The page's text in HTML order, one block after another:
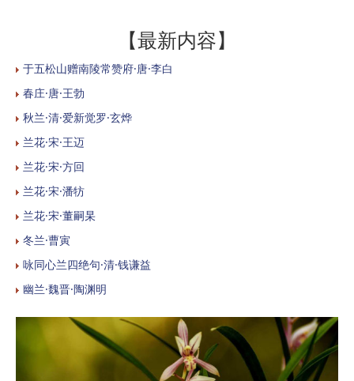
【最新内容】
于五松山赠南陵常赞府·唐·李白
春庄·唐·王勃
秋兰·清·爱新觉罗·玄烨
兰花·宋·王迈
兰花·宋·方回
兰花·宋·潘牥
兰花·宋·董嗣杲
冬兰·曹寅
咏同心兰四绝句·清·钱谦益
幽兰·魏晋·陶渊明